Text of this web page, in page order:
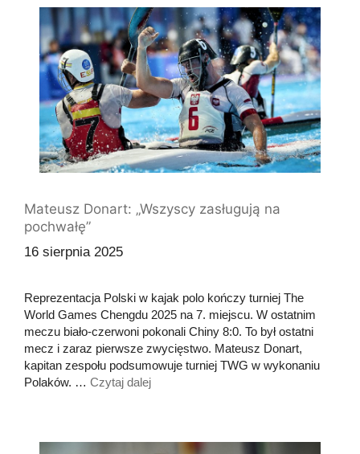
Mateusz Donart: „Wszyscy zasługują na
pochwałę”
16 sierpnia 2025
Reprezentacja Polski w kajak polo kończy turniej The
World Games Chengdu 2025 na 7. miejscu. W ostatnim
meczu biało-czerwoni pokonali Chiny 8:0. To był ostatni
mecz i zaraz pierwsze zwycięstwo. Mateusz Donart,
kapitan zespołu podsumowuje turniej TWG w wykonaniu
Polaków. … Czytaj dalej